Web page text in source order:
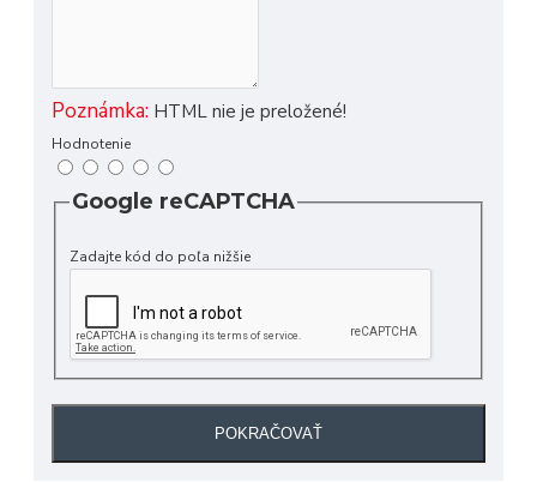
Poznámka: HTML nie je preložené!
Hodnotenie
Google reCAPTCHA
Zadajte kód do poľa nižšie
POKRAČOVAŤ